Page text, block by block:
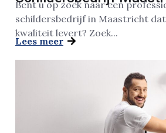
Bent u op zoek naar een
schildersbedrijf in Maastricht
kwaliteit levert? Zoek...
Lees meer